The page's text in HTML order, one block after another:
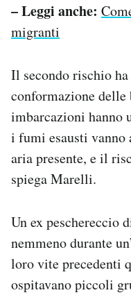
– Leggi anche:
migranti
Il secondo rischio
conformazione delle
imbarcazioni hanno
i fumi esausti vanno
aria presente, e il
spiega Marelli.
Un ex peschereccio
nemmeno durante
loro vite precedenti
ospitavano piccoli